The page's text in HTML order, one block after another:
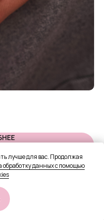
лучше для вас. Продолжая
обработку данных с помощью